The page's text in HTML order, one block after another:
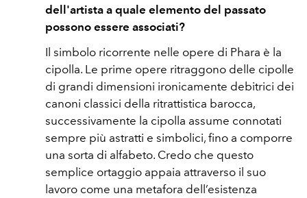
dell'artista a quale elemento del passato
possono essere associati?
Il simbolo ricorrente nelle opere di Phara è la
cipolla. Le prime opere ritraggono delle cipolle
di grandi dimensioni ironicamente debitrici dei
canoni classici della ritrattistica barocca,
successivamente la cipolla assume connotati
sempre più astratti e simbolici, fino a comporre
una sorta di alfabeto. Credo che questo
semplice ortaggio appaia attraverso il suo
lavoro come una metafora dell’esistenza